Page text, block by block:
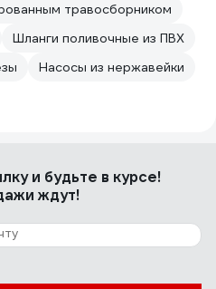
травосборником
Шланги поливочные из ПВХ
Насосы из нержавейки
и будьте в курсе!
ждут!